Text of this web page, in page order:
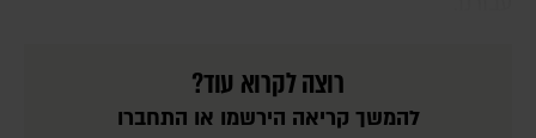
רוצה לקרוא עוד?
להמשך קריאה הירשמו או התחברו